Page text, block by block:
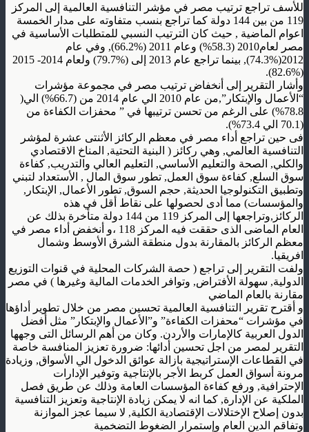
للأسف تراجع ترتيب مصر في مؤشر التنافسية العالمية إلى المركز
119 من بين 144 دولة كما تراجع بنسب متفاوته على مدار الخمسة
اعوام الماضية , حيث كان الترتيب النسبي للمتطلبات الأساسية في
مصر لعام2010 (58.3%) وعام 2011 (%66.2), وفي عام
2012(%74.3), بينما تراجع عام 2013 إلى (%79.7) ولعام 2014- 2015
(%82.6).
وأشار التقرير إلى أنخفاض ترتيب مصر في مجموعة مؤشرات
“الأعمال والإبتكار”,من عام 2010 الي عام 2014 من (66.7%) الي(
78.8%) على الرغم من تحسن ترتيبها في ” محفزات الكفاءة من
(70.1 الي 73.4%).
فى حين تراجع أداء مصر في معظم الركائز الأثنتى عشرة لمؤشر
التنافسية العالمي, وهي ركائز ( البنية التحتية, المناخ الاقتصادي
والكلي, الصحة والتعليم الأساسي, التعليم العالي والتدريب, كفاءة
سوق السلع, كفاءة سوق العمل, تطور سوق المال , الأستعداد لتبني
وتطبيق التكنولوجيا الحديثة, حجم السوق, تطور الأعمال, الإبتكار,
والمؤسسات) مما أدى لحصولها على نقاط أقل في هذه
الركائز,وتراجعها إلى المركز 119 من 144 دولة متأخرة بذلك عن
العام الماضى الذى حققت فيه المركز 118 ،و أنخفض أداء مصر في
معظم الركائز بالمقارنة بدول منطقة الشرق الأوسط وشمال
افريقيا.
ولفت التقرير إلى تراجع ( حصة الشركات المحلية في قنوات التوزيع
الدولية, سهولة الأفتراض, وتوافر الخدمات المالية وغيرها ) في مصر
مقارنة بالعام الماضي
و أقترح تقرير التنافسية العالمية تحسين مصر من خلال تطوير أداؤها
في مؤشرات “محفزات الكفاءة” و”الأعمال والإبتكار” مثل أفضل
الدول العربية كالإمارات والأردن. وكان من أهم الرسائل التى وجهها
التقرير لمصر من اجل تحسين أدائها: ضرورة تعزيز المنافسة خاصة
في القطاعات الإستراتيجية بازالة عوائق الدخول الي الأسواق, وزيادة
مرونة أسواق العمل كربط الأجر بالإنتاجية وتوفير الإدارات
الإحترافية, ورفع كفاءة المؤسسات العامة وذلك عن طريق فصل
الملكية عن الإدارة, كما انه لا يمكن زيادة الإنتاجية وتعزيز التنافسية
بدون إصلاح الإختلالات الإقتصادية الكلية, لا سيما عجز الموازنة
وتفاقم الدين العام وإستمرار الضغوط التضخمية